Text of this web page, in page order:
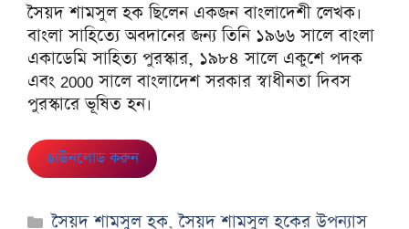
সৈয়দ শামসুল হক ছিলেন একজন বাংলাদেশী লেখক।
বাংলা সাহিত্যে অবদানের জন্য তিনি ১৯৬৬ সালে বাংলা
একাডেমি সাহিত্য পুরস্কার, ১৯৮৪ সালে একুশে পদক
এবং 2000 সালে বাংলাদেশ সরকার স্বাধীনতা দিবস
পুরস্কারে ভূষিত হন।
ডাউনলোড করুন
Categories
সৈয়দ শামসুল হক,সৈয়দ শামসুল হকের উপন্যাস